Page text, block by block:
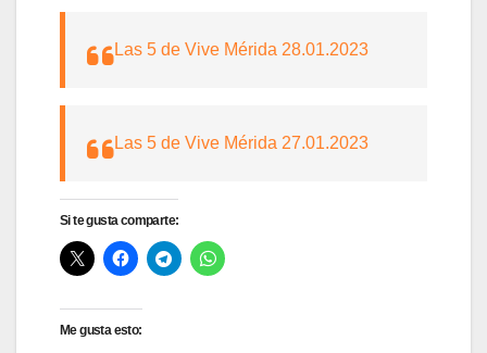
Las 5 de Vive Mérida 28.01.2023
Las 5 de Vive Mérida 27.01.2023
Si te gusta comparte:
Me gusta esto: